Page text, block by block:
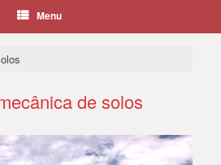
Menu
de solos